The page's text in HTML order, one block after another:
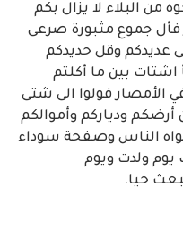
من البلاء لا يزال بكم
جموع مثبورة صرعى
عديدكم وقل حديدكم
بين ما أكلتم
الأمصار فولوا الى شتى
ودياركم وأموالكم
الناس وصفحة سوداء
ولدت ويوم
حيا.